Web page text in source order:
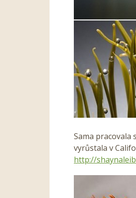
Sama pracovala
vyrůstala v
http://